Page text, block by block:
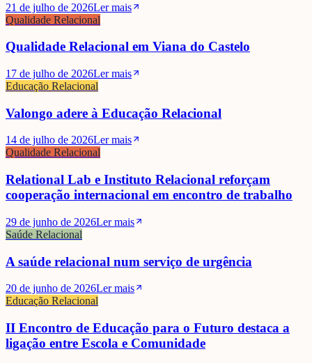
21 de julho de 2026Ler mais
Qualidade Relacional
Qualidade Relacional em Viana do Castelo
17 de julho de 2026Ler mais
Educação Relacional
Valongo adere à Educação Relacional
14 de julho de 2026Ler mais
Qualidade Relacional
Relational Lab e Instituto Relacional reforçam
cooperação internacional em encontro de trabalho
29 de junho de 2026Ler mais
Saúde Relacional
A saúde relacional num serviço de urgência
20 de junho de 2026Ler mais
Educação Relacional
II Encontro de Educação para o Futuro destaca a
ligação entre Escola e Comunidade